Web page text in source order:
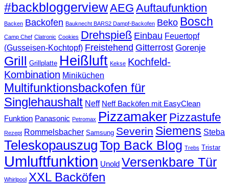
#backbloggerviewAEG Auftaufunktion
Backen Backofen Bauknecht BARS2 Dampf-Backofen Beko Bosch
Camp Chef Clatronic Cookies Drehspieß Einbau Feuertopf
(Gusseisen-Kochtopf) Freistehend Gitterrost Gorenje
Grill Grillplatte Heißluft Kekse Kochfeld-
Kombination Miniküchen
Multifunktionsbackofen für
Singlehaushalt Neff Neff Backöfen mit EasyClean
Funktion Panasonic Petromax Pizzamaker Pizzastufe
Rezept Rommelsbacher Samsung Severin Siemens Steba
TeleskopauszugTop Back Blog Trebs Tristar
Umluftfunktion Unold Versenkbare Tür
Whirlpool XXL Backöfen